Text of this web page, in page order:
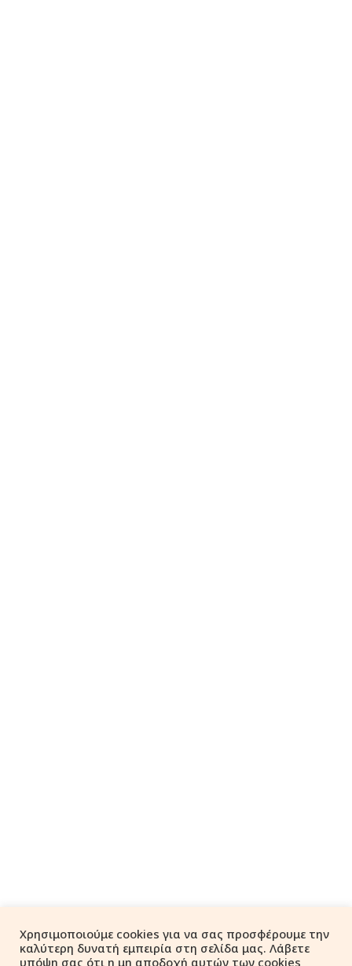
Χρησιμοποιούμε cookies για να σας προσφέρουμε την
καλύτερη δυνατή εμπειρία στη σελίδα μας. Λάβετε
υπόψη σας ότι η μη αποδοχή αυτών των cookies